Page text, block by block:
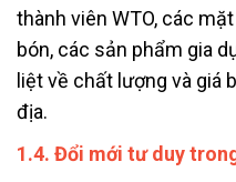
thành viên WTO, các
bón, các sản phẩm gia
liệt về chất lượng và giá
địa.
1.4. Đổi mới tư duy